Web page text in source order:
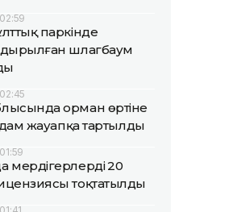
паркінде
шлагбаум
орман өртіне
жауапқа тартылды
мердігерлердің 20
тоқтатылды